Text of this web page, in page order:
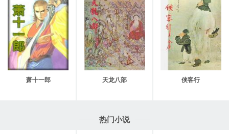
萧十一郎 天龙八部 侠客行
热门小说